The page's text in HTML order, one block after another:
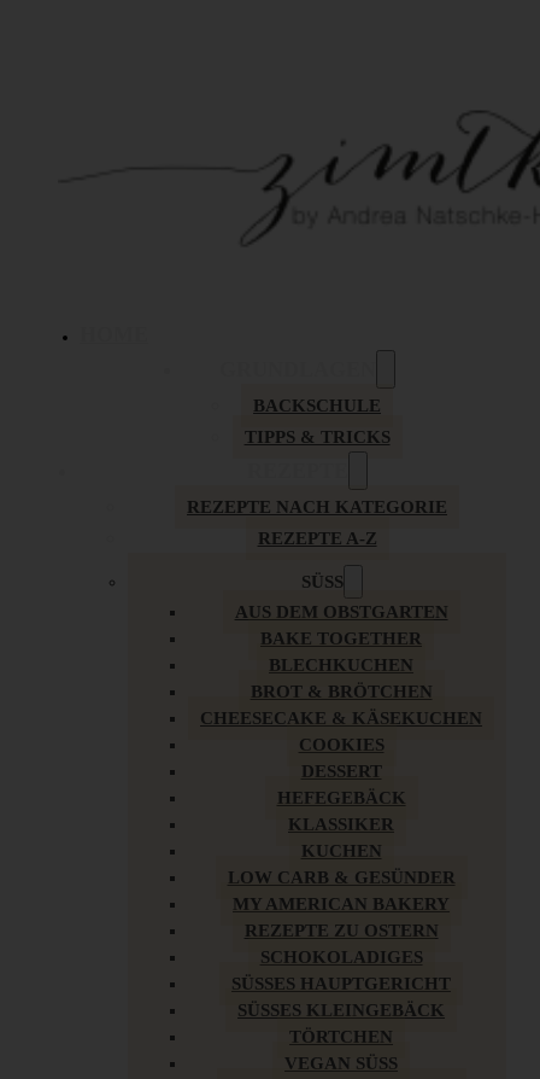
BACKSCHULE
TIPPS & TRICKS
REZEPTE NACH KATEGORIE
REZEPTE A-Z
SÜSS
AUS DEM OBSTGARTEN
BAKE TOGETHER
BLECHKUCHEN
BROT & BRÖTCHEN
CHEESECAKE & KÄSEKUCHEN
COOKIES
DESSERT
HEFEGEBÄCK
KLASSIKER
KUCHEN
LOW CARB & GESÜNDER
MY AMERICAN BAKERY
REZEPTE ZU OSTERN
SCHOKOLADIGES
SÜSSES HAUPTGERICHT
SÜSSES KLEINGEBÄCK
TÖRTCHEN
VEGAN SÜSS